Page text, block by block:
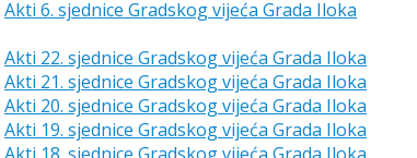
Akti 6. sjednice Gradskog vijeća Grada Iloka
Akti 22. sjednice Gradskog vijeća Grada Iloka
Akti 21. sjednice Gradskog vijeća Grada Iloka
Akti 20. sjednice Gradskog vijeća Grada Iloka
Akti 19. sjednice Gradskog vijeća Grada Iloka